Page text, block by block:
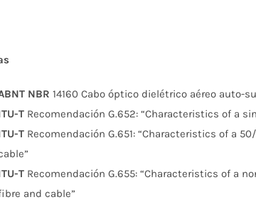
NBR 14160 Cabo óptico dielétrico aéreo auto-
T Recomendación G.652: “Characteristics of a
T Recomendación G.651: “Characteristics of a
T Recomendación G.655: “Characteristics of a
and cable”